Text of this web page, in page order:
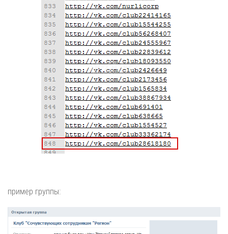
пример группы: